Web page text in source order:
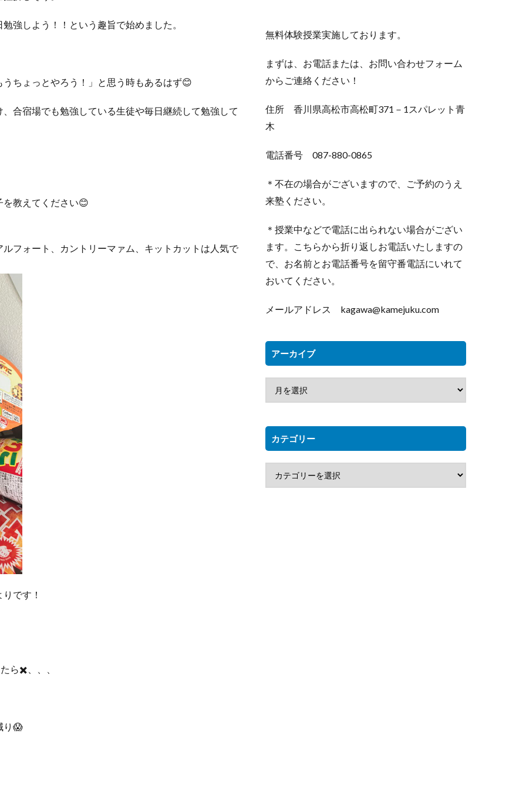
強しよう！！という趣旨で始めました。
ちょっとやろう！」と思う時もあるはず😊
合宿場でも勉強している生徒や毎日継続して勉強して
教えてください😊
フォート、カントリーマァム、キットカットは人気で
です！
ら✖️、、、
り😱
無料体験授業実施しております。
まずは、お電話または、お問い合わせフォーム
からご連絡ください！
住所 香川県高松市高松町371－1スパレット青
木
電話番号 087-880-0865
＊不在の場合がございますので、ご予約のうえ
来塾ください。
＊授業中などで電話に出られない場合がござい
ます。こちらから折り返しお電話いたしますの
で、お名前とお電話番号を留守番電話にいれて
おいてください。
メールアドレス kagawa@kamejuku.com
アーカイブ
カテゴリー